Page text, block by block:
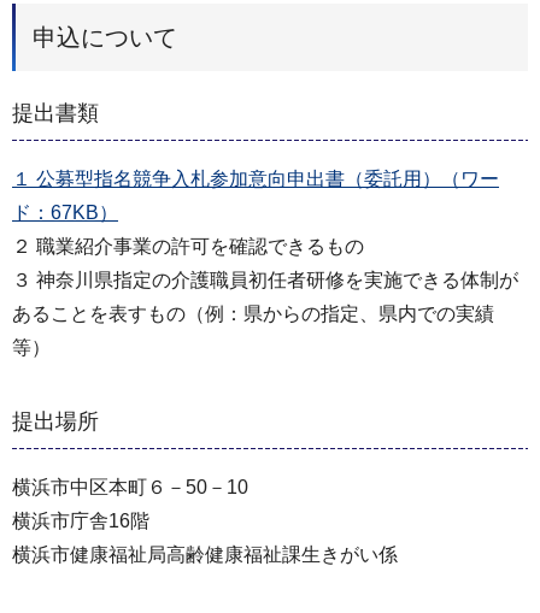
申込について
提出書類
１ 公募型指名競争入札参加意向申出書（委託用）（ワー
ド：67KB）
２ 職業紹介事業の許可を確認できるもの
３ 神奈川県指定の介護職員初任者研修を実施できる体制が
あることを表すもの（例：県からの指定、県内での実績
等）
提出場所
横浜市中区本町６－50－10
横浜市庁舎16階
横浜市健康福祉局高齢健康福祉課生きがい係